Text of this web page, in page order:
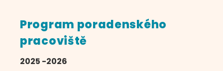
Program poradenského
pracoviště
2025 -2026